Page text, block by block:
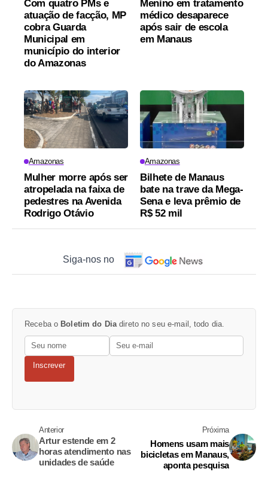
Com quatro PMs e
atuação de facção, MP
cobra Guarda
Municipal em
município do interior
do Amazonas
Menino em tratamento
médico desaparece
após sair de escola
em Manaus
Amazonas
Mulher morre após ser
atropelada na faixa de
pedestres na Avenida
Rodrigo Otávio
Amazonas
Bilhete de Manaus
bate na trave da Mega-
Sena e leva prêmio de
R$ 52 mil
Siga-nos no
Receba o Boletim do Diadireto no seu e-mail, todo dia.
Inscrever
Anterior
Artur estende em 2
horas atendimento nas
unidades de saúde
Próxima
Homens usam mais
bicicletas em Manaus,
aponta pesquisa